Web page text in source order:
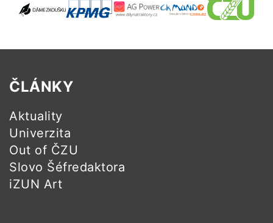
ČLÁNKY
Aktuality
Univerzita
Out of ČZU
Slovo Šéfredaktora
iZUN Art